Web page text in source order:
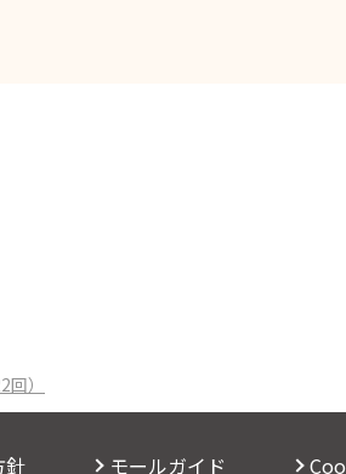
）
針 モールガイド